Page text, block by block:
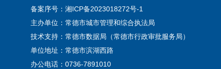
备案序号：湘ICP备2023018272号-1
主办单位：常德市城市管理和综合执法局
技术支持：常德市数据局（常德市行政审批服务局）
单位地址：常德市滨湖西路
办公电话：0736-7891010